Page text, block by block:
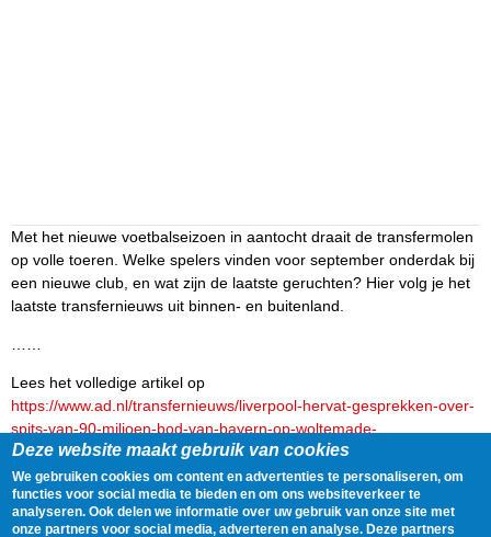
Met het nieuwe voetbalseizoen in aantocht draait de transfermolen
op volle toeren. Welke spelers vinden voor september onderdak bij
een nieuwe club, en wat zijn de laatste geruchten? Hier volg je het
laatste transfernieuws uit binnen- en buitenland.
Lees het volledige artikel op
https://www.ad.nl/transfernieuws/liverpool-hervat-gesprekken-over-
spits-van-90-miljoen-bod-van-bayern-op-woltemade-
afgewezen~a74b69f9/
Delen Tweet 17 July, 2025 - 09:15
Deze website maakt gebruik van cookies
We gebruiken cookies om content en advertenties te personaliseren, om
functies voor social media te bieden en om ons websiteverkeer te
analyseren. Ook delen we informatie over uw gebruik van onze site met
onze partners voor social media, adverteren en analyse. Deze partners